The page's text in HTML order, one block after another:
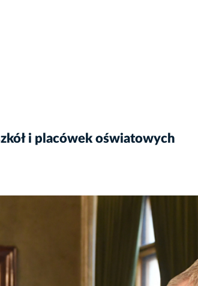
i placówek oświatowych